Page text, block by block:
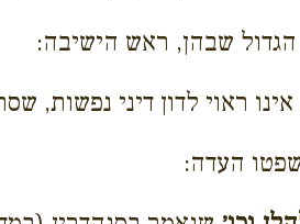
הגדול שבהן, ראש הישיבה:
אינו ראוי לדון דיני נפשות,
העדה: